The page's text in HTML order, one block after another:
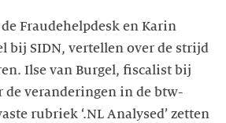
Fraudehelpdesk en Karin
bij SIDN, vertellen over de strijd
Ilse van Burgel, fiscalist bij
de veranderingen in de btw-
rubriek ‘.NL Analysed’ zetten